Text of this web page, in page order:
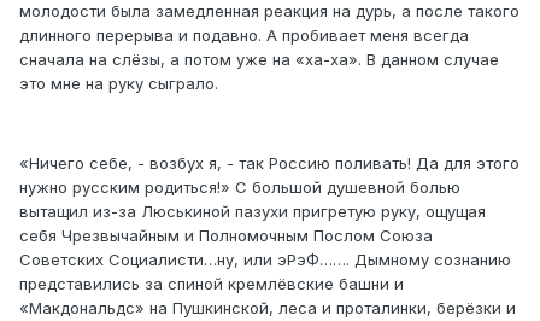
молодости была замедленная реакция на дурь, а после такого
длинного перерыва и подавно. А пробивает меня всегда
сначала на слёзы, а потом уже на «ха-ха». В данном случае
это мне на руку сыграло.
«Ничего себе, - возбух я, - так Россию поливать! Да для этого
нужно русским родиться!» С большой душевной болью
вытащил из-за Люськиной пазухи пригретую руку, ощущая
себя Чрезвычайным и Полномочным Послом Союза
Советских Социалисти…ну, или эРэФ……. Дымному сознанию
представились за спиной кремлёвские башни и
«Макдональдс» на Пушкинской, леса и проталинки, берёзки и